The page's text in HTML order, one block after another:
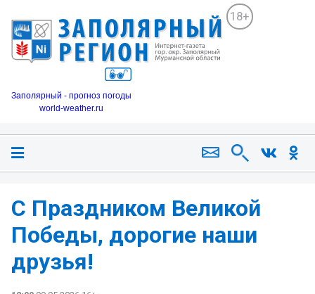
18+
Заполярный - прогноз погоды
world-weather.ru
С Праздником Великой
Победы, дорогие наши
друзья!